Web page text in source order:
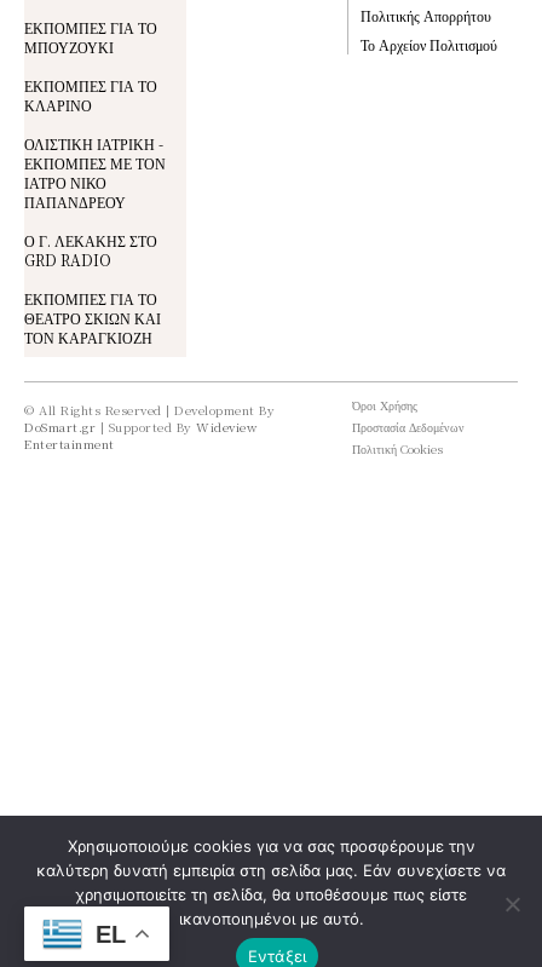
ΕΚΠΟΜΠΕΣ ΓΙΑ ΤΟ
ΜΠΟΥΖΟΥΚΙ
ΕΚΠΟΜΠΕΣ ΓΙΑ ΤΟ
ΚΛΑΡΙΝΟ
ΟΛΙΣΤΙΚΗ ΙΑΤΡΙΚΗ -
ΕΚΠΟΜΠΕΣ ΜΕ ΤΟΝ
ΙΑΤΡΟ ΝΙΚΟ
ΠΑΠΑΝΔΡΕΟΥ
Ο Γ. ΛΕΚΑΚΗΣ ΣΤΟ
GRD RADIO
ΕΚΠΟΜΠΕΣ ΓΙΑ ΤΟ
ΘΕΑΤΡΟ ΣΚΙΩΝ ΚΑΙ
ΤΟΝ ΚΑΡΑΓΚΙΟΖΗ
Πολιτικής Απορρήτου
Το Αρχείον Πολιτισμού
© All Rights Reserved | Development By
DoSmart.gr | Supported By Wideview
Entertainment
Όροι Χρήσης
Προστασία Δεδομένων
Πολιτική Cookies
EL
Χρησιμοποιούμε cookies για να σας προσφέρουμε την
καλύτερη δυνατή εμπειρία στη σελίδα μας. Εάν συνεχίσετε να
χρησιμοποιείτε τη σελίδα, θα υποθέσουμε πως είστε
ικανοποιημένοι με αυτό.
Εντάξει